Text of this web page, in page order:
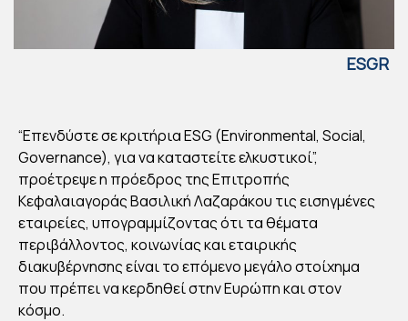
ESGR
ΛΑ
ΚΟ
ΓΙΑ
“Επενδύστε σε κριτήρια ESG (Environmental, Social,
Governance), για να καταστείτε ελκυστικοί”,
προέτρεψε η πρόεδρος της Επιτροπής
Κεφαλαιαγοράς Βασιλική Λαζαράκου τις εισηγμένες
εταιρείες, υπογραμμίζοντας ότι τα θέματα
περιβάλλοντος, κοινωνίας και εταιρικής
διακυβέρνησης είναι το επόμενο μεγάλο στοίχημα
που πρέπει να κερδηθεί στην Ευρώπη και στον
κόσμο.